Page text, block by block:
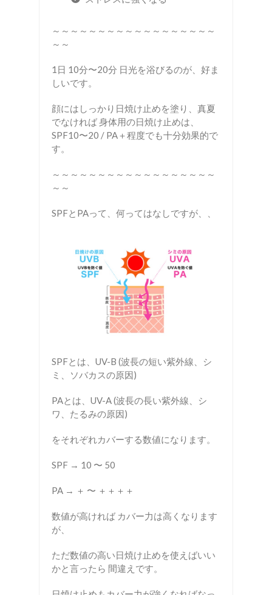
～～～～～～～～～～～～～～～～～～
～～
1日 10分〜20分 日光を浴びるのが、好ま
しいです。
顔にはしっかり日焼け止めを塗り、真夏
でなければ 身体用の日焼け止めは、
SPF10〜20 / PA＋程度でも十分効果的で
す。
～～～～～～～～～～～～～～～～～～
～～
SPFとPAって、何ってはなしですが、、
SPFとは、UV-B (波長の短い紫外線、シ
ミ、ソバカスの原因)
PAとは、UV-A (波長の長い紫外線、シ
ワ、たるみの原因)
をそれぞれカバーする数値になります。
SPF → 10 〜 50
PA → ＋ 〜 ＋＋＋＋
数値が高ければ カバー力は高くなります
が、
ただ数値の高い日焼け止めを使えばいい
かと言ったら 間違えです。